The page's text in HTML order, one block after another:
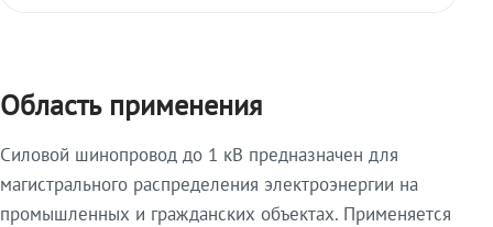
Область применения
Силовой шинопровод до 1 кВ предназначен для
магистрального распределения электроэнергии на
промышленных и гражданских объектах. Применяется